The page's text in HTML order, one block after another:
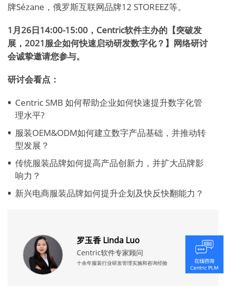
牌Sézane，俄罗斯互联网品牌12 STOREEZ等。
1 月26日14:00-15:00，Centric软件主办的【突破发
展， 2021服企如何快速启动研发数字化？ 】网络研讨
会诚挚邀请您参与。
研讨会看点：
Centric SMB 如何帮助企业如何快速提升数字化管
理水平?
服装OEM&ODM如何建立数字产品基础，并推动转
型发展？
传统服装品牌如何提高产品创新力，并扩大品牌影
响力？
新兴电商服装品牌如何提升企划及快反快翻能力？
罗玉香 Linda Luo
Centric软件专家顾问
十余年服装行业研发管理实施和咨询经验